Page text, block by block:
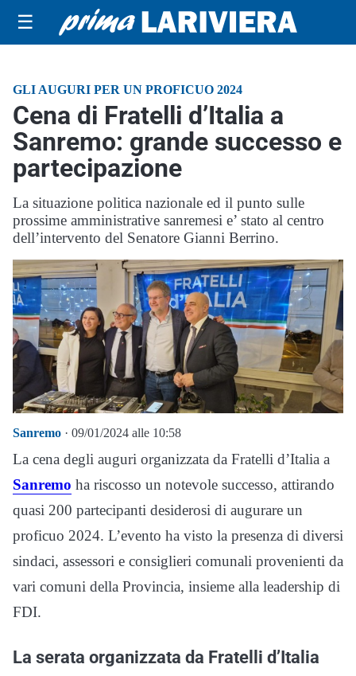
☰
GLI AUGURI PER UN PROFICUO 2024
Cena di Fratelli d’Italia a
Sanremo: grande successo e
partecipazione
La situazione politica nazionale ed il punto sulle
prossime amministrative sanremesi e’ stato al centro
dell’intervento del Senatore Gianni Berrino.
Sanremo · 09/01/2024 alle 10:58
La cena degli auguri organizzata da Fratelli d’Italia a
Sanremo ha riscosso un notevole successo, attirando
quasi 200 partecipanti desiderosi di augurare un
proficuo 2024. L’evento ha visto la presenza di diversi
sindaci, assessori e consiglieri comunali provenienti da
vari comuni della Provincia, insieme alla leadership di
FDI.
La serata organizzata da Fratelli d’Italia